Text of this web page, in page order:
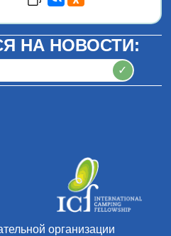
НА НОВОСТИ:
✓
организации